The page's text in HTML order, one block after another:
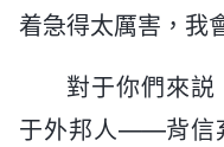
着急得太厲害，我
對于你們來説
于外邦人——背信